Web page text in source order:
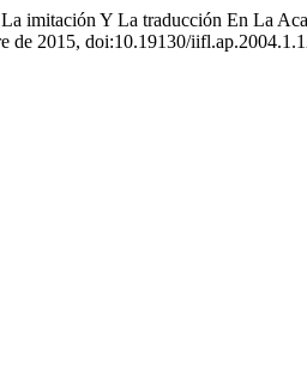
imitación Y La traducción En La
de 2015, doi:10.19130/